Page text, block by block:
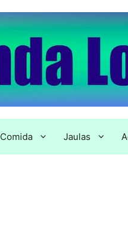
Comida Jaulas